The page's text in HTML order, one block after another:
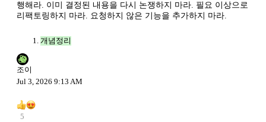
행해라. 이미 결정된 내용을 다시 논쟁하지 마라. 필요 이상으로
리팩토링하지 마라. 요청하지 않은 기능을 추가하지 마라.
개념정리
조이
Jul 3, 2026 9:13 AM
5